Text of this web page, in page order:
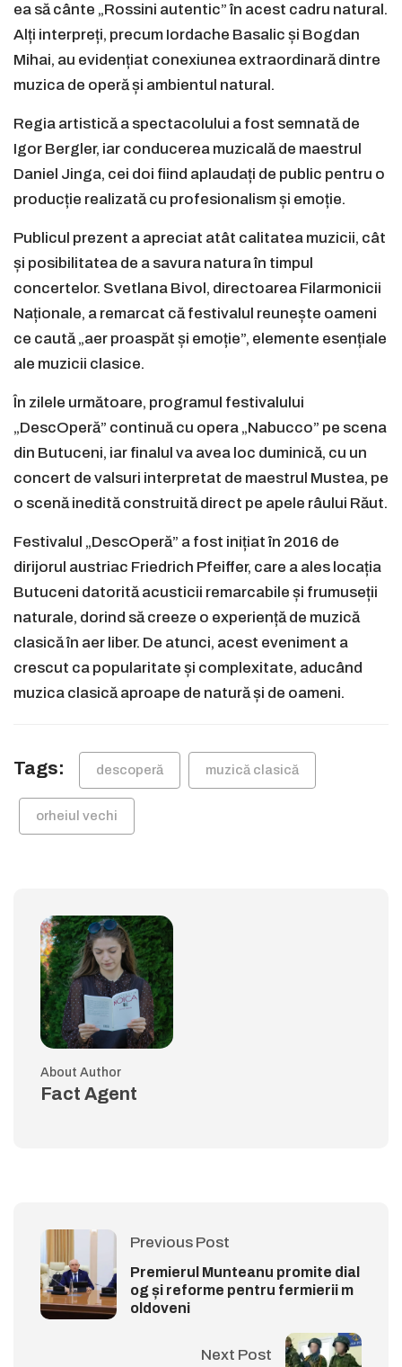
ea să cânte „Rossini autentic” în acest cadru natural.
Alți interpreți, precum Iordache Basalic și Bogdan
Mihai, au evidențiat conexiunea extraordinară dintre
muzica de operă și ambientul natural.
Regia artistică a spectacolului a fost semnată de
Igor Bergler, iar conducerea muzicală de maestrul
Daniel Jinga, cei doi fiind aplaudați de public pentru o
producție realizată cu profesionalism și emoție.
Publicul prezent a apreciat atât calitatea muzicii, cât
și posibilitatea de a savura natura în timpul
concertelor. Svetlana Bivol, directoarea Filarmonicii
Naționale, a remarcat că festivalul reunește oameni
ce caută „aer proaspăt și emoție”, elemente esențiale
ale muzicii clasice.
În zilele următoare, programul festivalului
„DescOperă” continuă cu opera „Nabucco” pe scena
din Butuceni, iar finalul va avea loc duminică, cu un
concert de valsuri interpretat de maestrul Mustea, pe
o scenă inedită construită direct pe apele râului Răut.
Festivalul „DescOperă” a fost inițiat în 2016 de
dirijorul austriac Friedrich Pfeiffer, care a ales locația
Butuceni datorită acusticii remarcabile și frumuseții
naturale, dorind să creeze o experiență de muzică
clasică în aer liber. De atunci, acest eveniment a
crescut ca popularitate și complexitate, aducând
muzica clasică aproape de natură și de oameni.
Tags: descoperă muzică clasică
orheiul vechi
About Author
Fact Agent
Previous Post
Premierul Munteanu promite dial
og și reforme pentru fermierii m
oldoveni
Next Post